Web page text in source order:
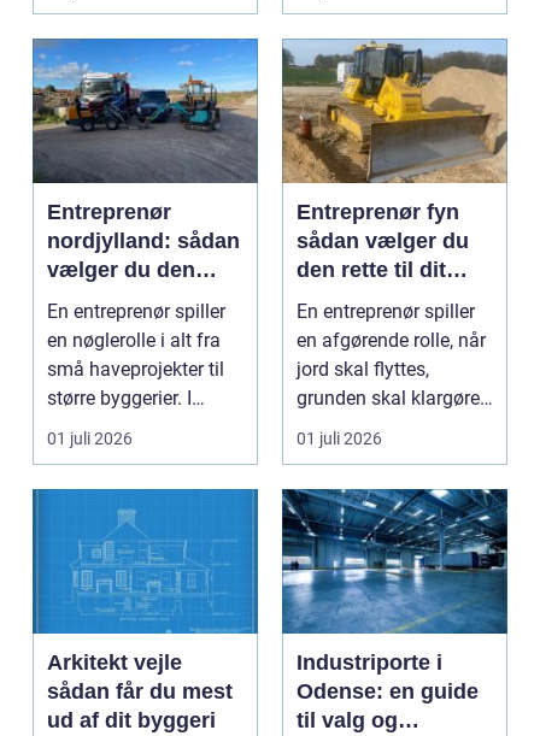
Entreprenør
nordjylland: sådan
vælger du den
rette
samarbejdspartner
til dit byggeri
En entreprenør spiller
en nøglerolle i alt fra
små haveprojekter til
større byggerier. I
Nordjylland...
01 juli 2026
Entreprenør fyn
sådan vælger du
den rette til dit
projekt
En entreprenør spiller
en afgørende rolle, når
jord skal flyttes,
grunden skal klargøres,
eller der ...
01 juli 2026
Arkitekt vejle
sådan får du mest
ud af dit byggeri
Industriporte i
Odense: en guide
til valg og